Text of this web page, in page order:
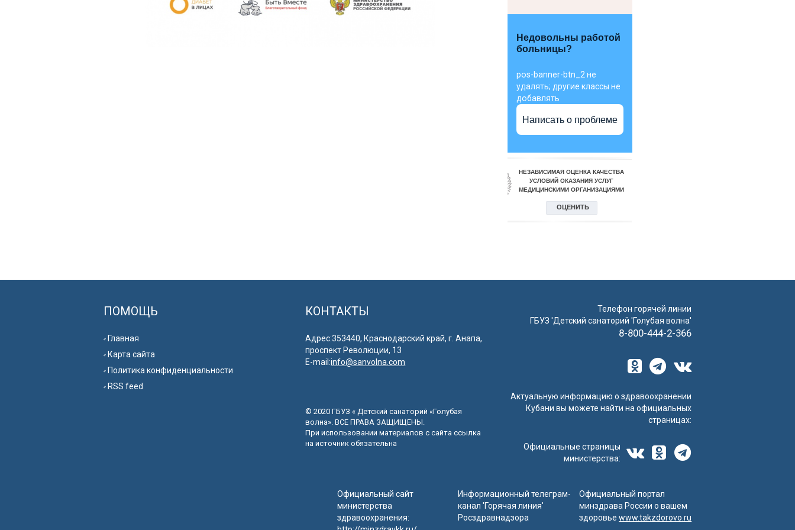
Недовольны работой
больницы?
pos-banner-btn_2 не
удалять; другие классы не
добавлять
Написать о проблеме
ПОМОЩЬ
Главная
Карта сайта
Политика конфиденциальности
RSS feed
КОНТАКТЫ
Адрес:353440, Краснодарский край, г. Анапа,
проспект Революции, 13
E-mail:info@sanvolna.com
© 2020 ГБУЗ « Детский санаторий «Голубая
волна». ВСЕ ПРАВА ЗАЩИЩЕНЫ.
При использовании материалов с сайта ссылка
на источник обязательна
Телефон горячей линии
ГБУЗ 'Детский санаторий 'Голубая волна'
8-800-444-2-366
Актуальную информацию о здравоохранении
Кубани вы можете найти на официальных
страницах:
Официальные страницы
министерства:
Официальный сайт
министерства
здравоохранения:
Информационный телеграм-
канал 'Горячая линия'
Росздравнадзора
Официальный портал
минздрава России о вашем
здоровьеwww.takzdorovo.ru